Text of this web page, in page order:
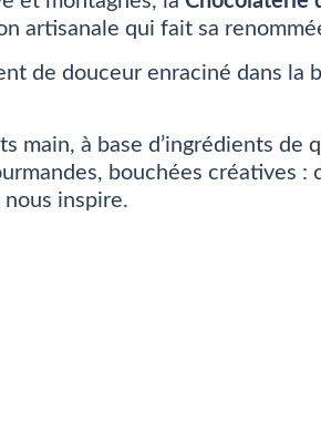
artisanale qui fait sa
de douceur enraciné dans la
main, à base d’ingrédients de
bouchées créatives :
inspire.